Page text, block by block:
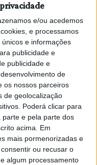
e/ou acedemos
e processamos
e informações
publicidade e
publicidade e
de
os nossos parceiros
de geolocalização
Poderá clicar para
e pela parte dos
acima. Em
mais pormenorizadas e
ou recusar o
algum processamento
das farmácias
de medicamentos
realização de 102
nos primeiros nove